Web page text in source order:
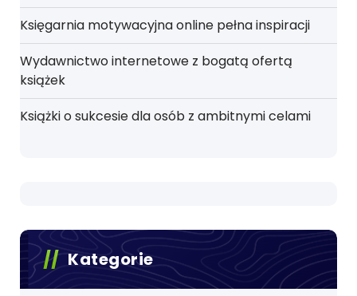
Księgarnia motywacyjna online pełna inspiracji
Wydawnictwo internetowe z bogatą ofertą
książek
Książki o sukcesie dla osób z ambitnymi celami
Kategorie